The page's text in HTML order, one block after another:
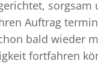
sorgsam
Auftrag
bald wieder
fortfahren